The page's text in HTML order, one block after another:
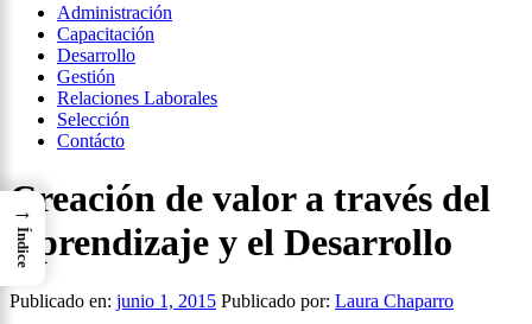
Menú
principal
Administración
Capacitación
Desarrollo
Gestión
Relaciones Laborales
Selección
Contácto
Creación de valor a través del
Aprendizaje y el Desarrollo
Publicado en: junio 1, 2015 Publicado por: Laura Chaparro
→
Índice